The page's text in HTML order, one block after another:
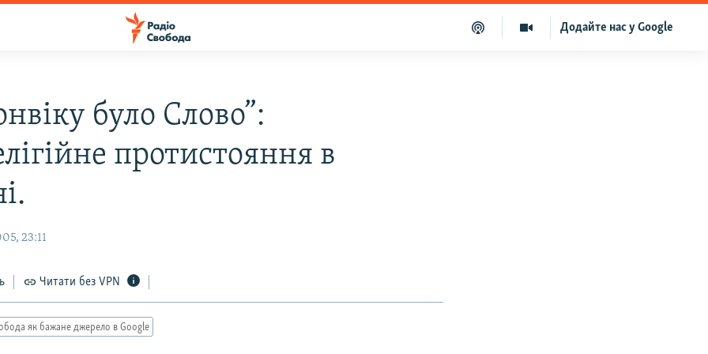
Додайте нас у Google
було Слово”:
протистояння в
23:11
Читати без VPN
як бажане джерело в Google